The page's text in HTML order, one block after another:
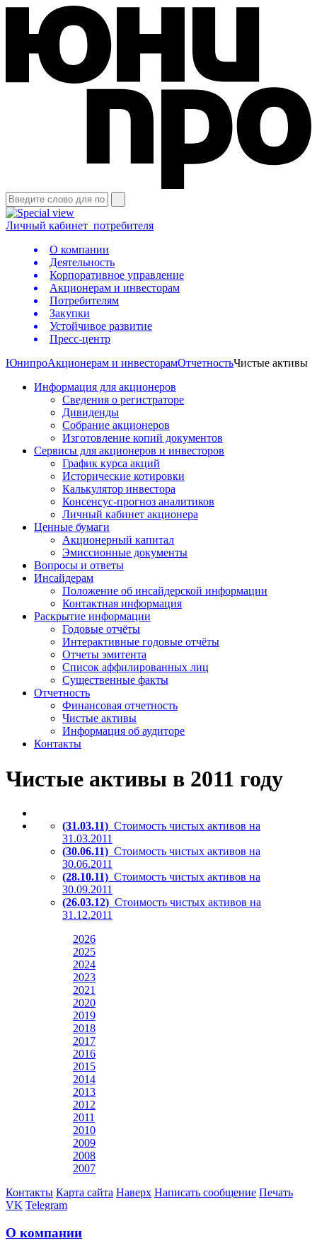
Личный кабинет потребителя
О компании
Деятельность
Корпоративное управление
Акционерам и инвесторам
Потребителям
Закупки
Устойчивое развитие
Пресс-центр
ЮнипроАкционерам и инвесторамОтчетностьЧистые активы
Информация для акционеров
Сведения о регистраторе
Дивиденды
Собрание акционеров
Изготовление копий документов
Сервисы для акционеров и инвесторов
График курса акций
Исторические котировки
Калькулятор инвестора
Консенсус-прогноз аналитиков
Личный кабинет акционера
Ценные бумаги
Акционерный капитал
Эмиссионные документы
Вопросы и ответы
Инсайдерам
Положение об инсайдерской информации
Контактная информация
Раскрытие информации
Годовые отчёты
Интерактивные годовые отчёты
Отчеты эмитента
Список аффилированных лиц
Существенные факты
Отчетность
Финансовая отчетность
Чистые активы
Информация об аудиторе
Контакты
Чистые активы в 2011 году
(31.03.11) Стоимость чистых активов на
31.03.2011
(30.06.11) Стоимость чистых активов на
30.06.2011
(28.10.11) Стоимость чистых активов на
30.09.2011
(26.03.12) Стоимость чистых активов на
31.12.2011
2026
2025
2024
2023
2021
2020
2019
2018
2017
2016
2015
2014
2013
2012
2011
2010
2009
2008
2007
Контакты Карта сайта Наверх Написать сообщение Печать
VK Telegram
О компании